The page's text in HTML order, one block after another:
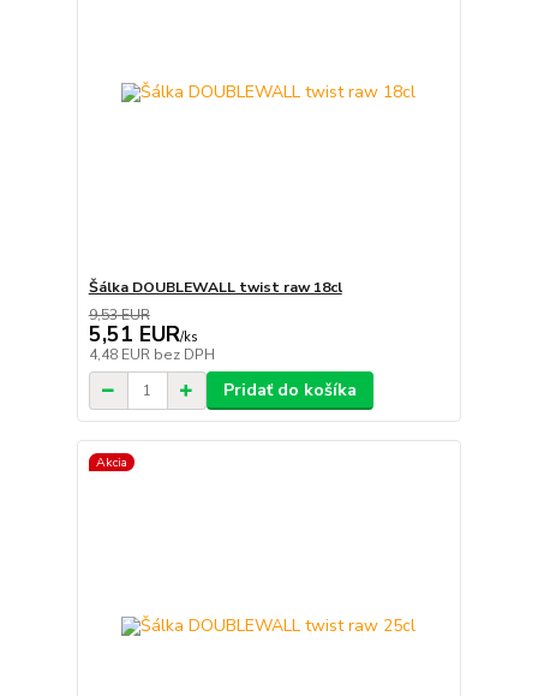
Šálka DOUBLEWALL twist raw 18cl
9,53 EUR
5,51 EUR/ks
4,48 EUR bez DPH
Pridať do košíka
Akcia